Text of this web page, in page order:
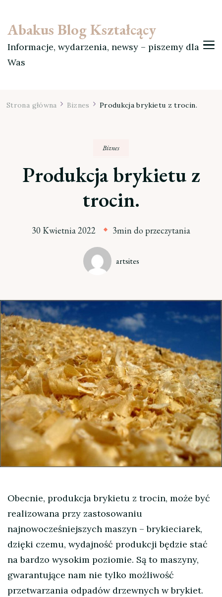
Abakus Blog Kształcący
Informacje, wydarzenia, newsy – piszemy dla
Was
Strona główna Biznes Produkcja brykietu z trocin.
Biznes
Produkcja brykietu z
trocin.
30 Kwietnia 2022 3min do przeczytania
artsites
Obecnie, produkcja brykietu z trocin, może być
realizowana przy zastosowaniu
najnowocześniejszych maszyn – brykieciarek,
dzięki czemu, wydajność produkcji będzie stać
na bardzo wysokim poziomie. Są to maszyny,
gwarantujące nam nie tylko możliwość
przetwarzania odpadów drzewnych w brykiet.